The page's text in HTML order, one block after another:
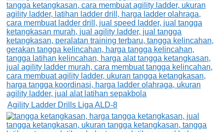
Agility Ladder Drills Liga ALD-8